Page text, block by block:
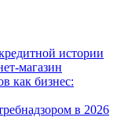
истории
магазин
как бизнес:
в 2026